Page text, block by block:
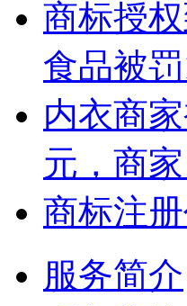
商标授
食品被
内衣商
元，商
商标注
服务简介